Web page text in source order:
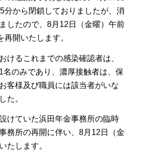
分から閉鎖しておりましたが、消
したので、8月12日（金曜）午前
開いたします。
けるこれまでの感染確認者は、
名のみであり、濃厚接触者は、保
客様及び職員には該当者がいな
た。
けていた浜田年金事務所の臨時
務所の再開に伴い、8月12日（金
たします。